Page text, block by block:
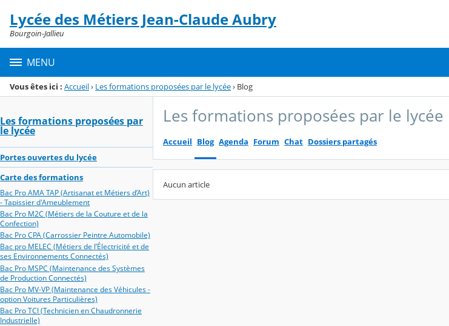
Menu de la rubrique
Contenu
Lycée des Métiers Jean-Claude Aubry
Bourgoin-Jallieu
MENU
Vous êtes ici : Accueil› Les formations proposées par le lycée› Blog
Les formations proposées par
le lycée
Portes ouvertes du lycée
Carte des formations
Bac Pro AMA TAP (Artisanat et Métiers d’Art)
- Tapissier d'Ameublement
Bac Pro M2C (Métiers de la Couture et de la
Confection)
Bac Pro CPA (Carrossier Peintre Automobile)
Bac pro MELEC (Métiers de l’Électricité et de
ses Environnements Connectés)
Bac Pro MSPC (Maintenance des Systèmes
de Production Connectés)
Bac Pro MV-VP (Maintenance des Véhicules -
option Voitures Particulières)
Bac Pro TCI (Technicien en Chaudronnerie
Industrielle)
Les formations proposées par le lycée
Accueil Blog Agenda Forum Chat Dossiers partagés
Aucun article